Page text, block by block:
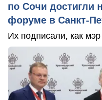
по Сочи достигли
форуме в Санкт-
Их подписали, как мэр